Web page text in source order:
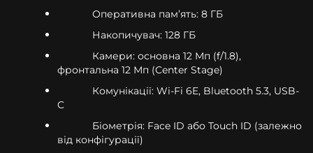
Оперативна пам’ять: 8 ГБ
Накопичувач: 128 ГБ
Камери: основна 12 Мп (f/1.8),
фронтальна 12 Мп (Center Stage)
Комунікації: Wi-Fi 6E, Bluetooth 5.3, USB-
C
Біометрія: Face ID або Touch ID (залежно
від конфігурації)